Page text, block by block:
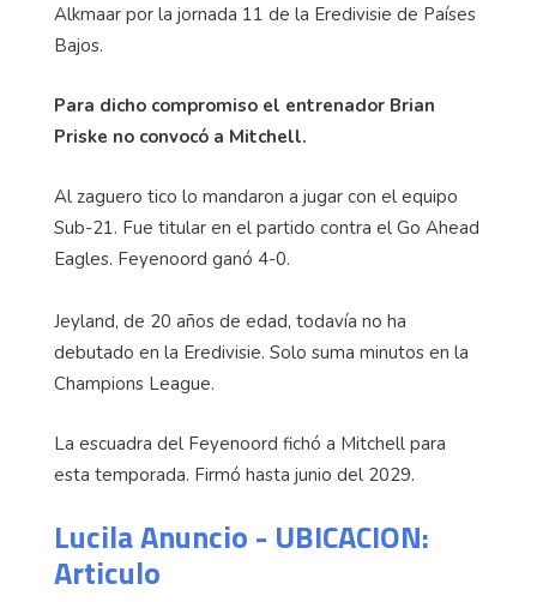
Alkmaar por la jornada 11 de la Eredivisie de Países
Bajos.
Para dicho compromiso el entrenador Brian
Priske no convocó a Mitchell.
Al zaguero tico lo mandaron a jugar con el equipo
Sub-21. Fue titular en el partido contra el Go Ahead
Eagles. Feyenoord ganó 4-0.
Jeyland, de 20 años de edad, todavía no ha
debutado en la Eredivisie. Solo suma minutos en la
Champions League.
La escuadra del Feyenoord fichó a Mitchell para
esta temporada. Firmó hasta junio del 2029.
Lucila Anuncio - UBICACION:
Articulo